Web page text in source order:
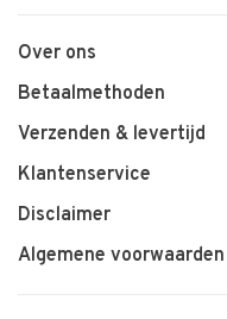
Over ons
Betaalmethoden
Verzenden & levertijd
Klantenservice
Disclaimer
Algemene voorwaarden